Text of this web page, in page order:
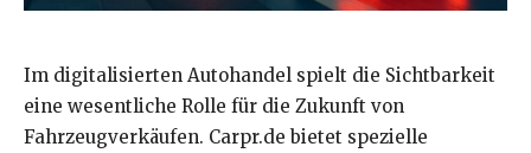
Im digitalisierten Autohandel spielt die Sichtbarkeit
eine wesentliche Rolle für die Zukunft von
Fahrzeugverkäufen. Carpr.de bietet spezielle